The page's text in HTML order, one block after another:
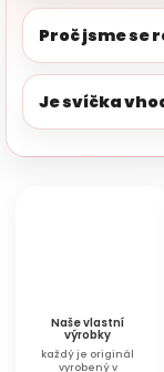
Proč jsme se
Je svíčka
Naše vlastní
výrobky
každý je originál
vyrobený v